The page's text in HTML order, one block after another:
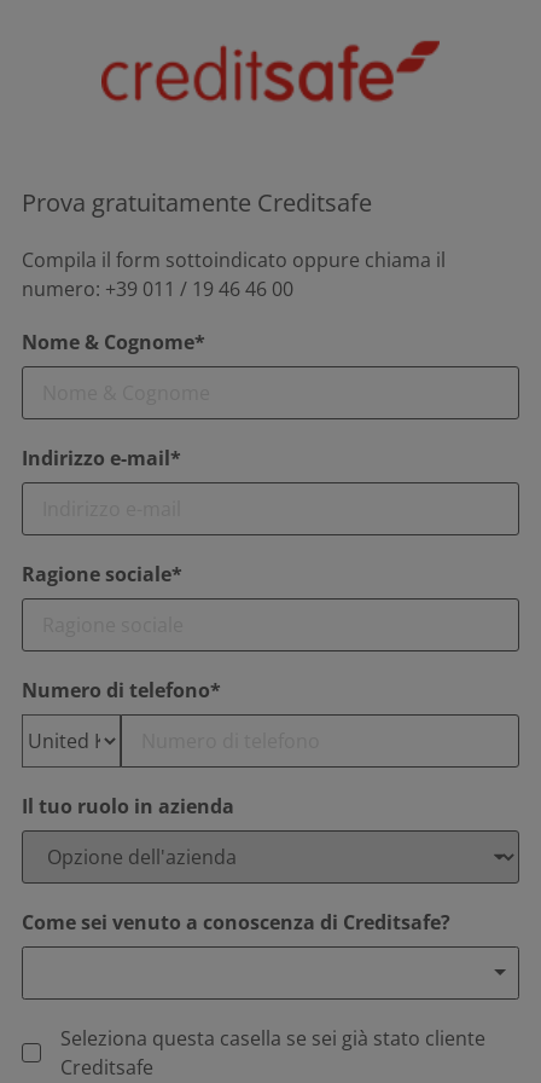
Prova gratuitamente Creditsafe
Compila il form sottoindicato oppure chiama il
numero: +39 011 / 19 46 46 00
Nome & Cognome*
Indirizzo e-mail*
Ragione sociale*
Numero di telefono*
Il tuo ruolo in azienda
Come sei venuto a conoscenza di Creditsafe?
Seleziona questa casella se sei già stato cliente
Creditsafe